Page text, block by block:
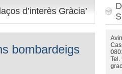
d’interès Gràcia’
bombardeigs
Tel.